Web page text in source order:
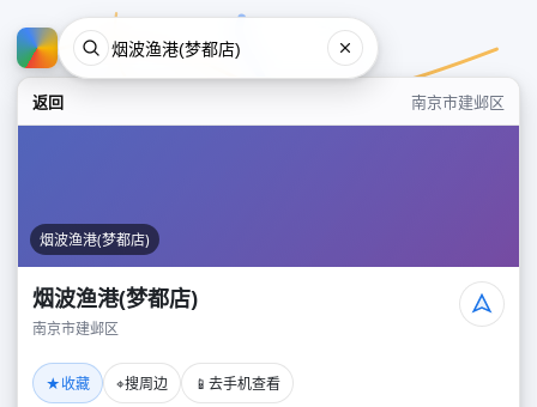
返回 南京市建邺区
烟波渔港(梦都店)
烟波渔港(梦都店)
南京市建邺区
★收藏 ⌖搜周边 📱 去手机查看